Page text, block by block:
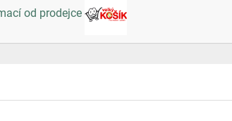
od prodejce